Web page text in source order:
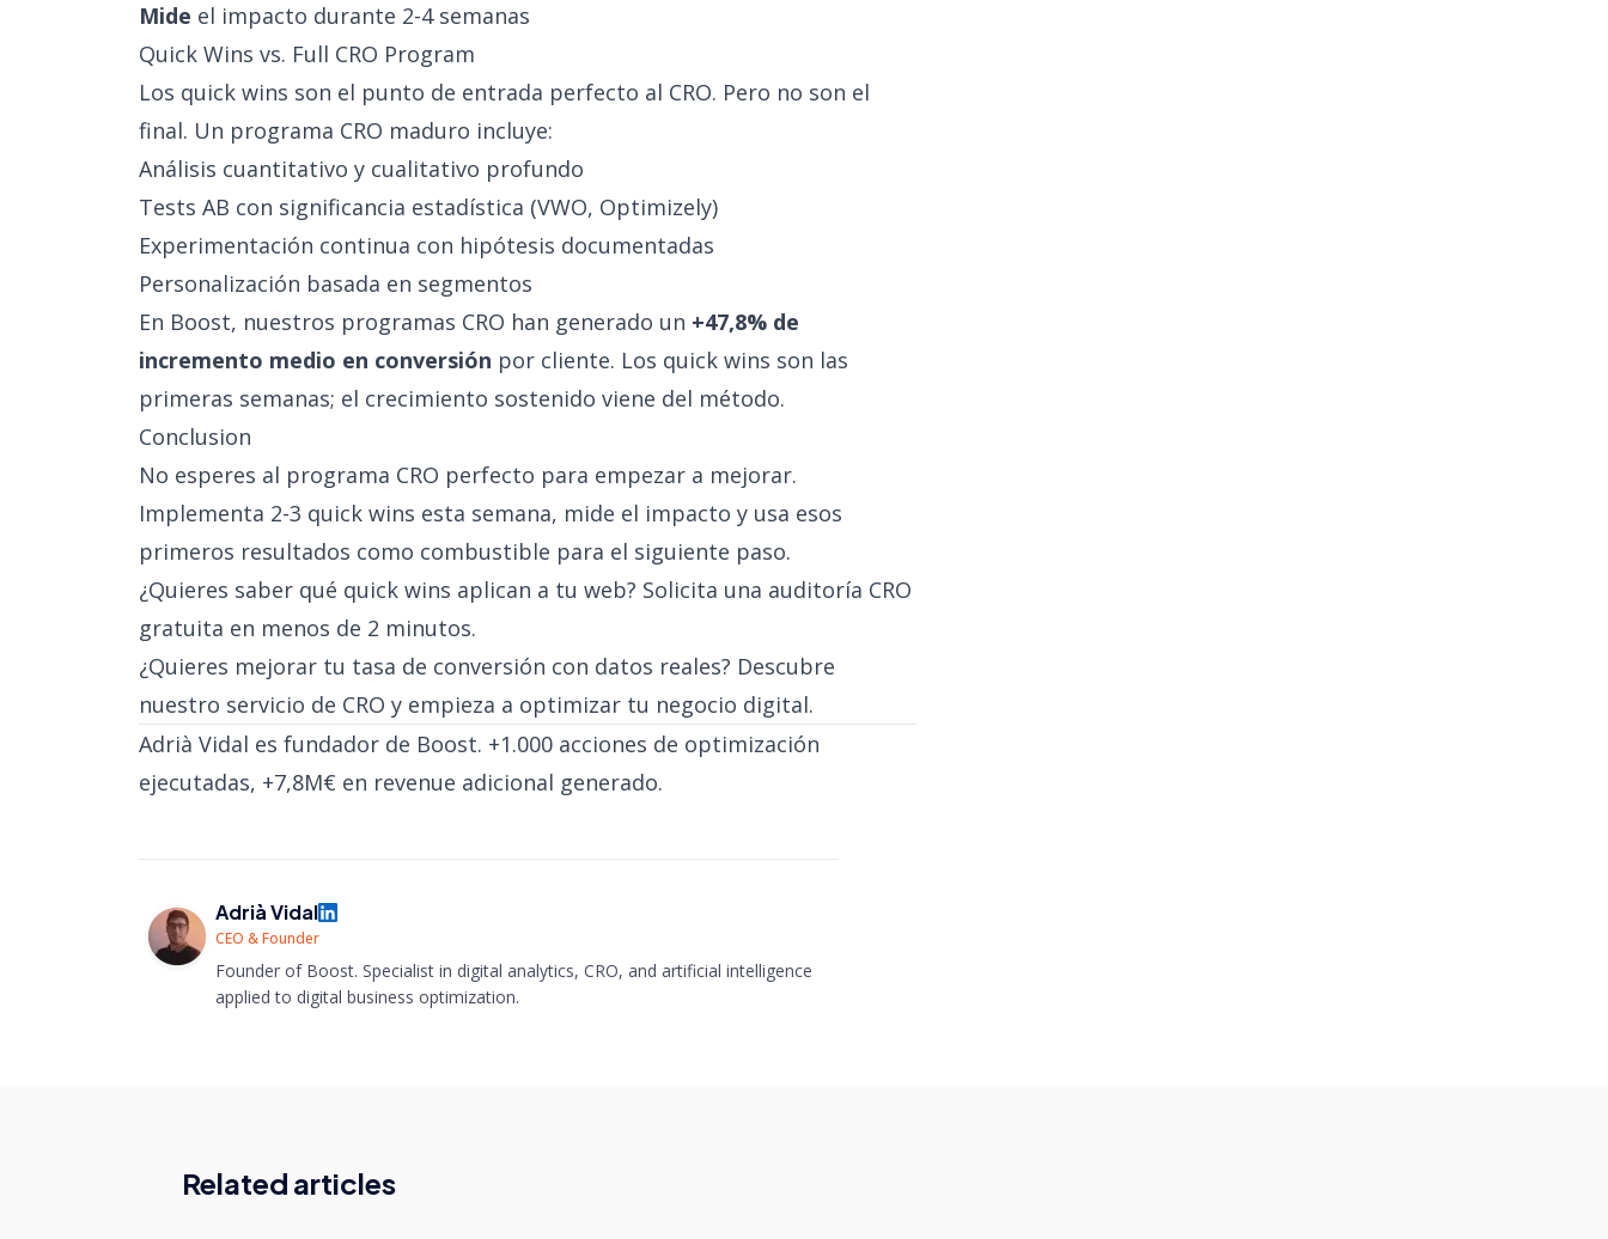
Mide el impacto durante 2-4 semanas
Quick Wins vs. Full CRO Program
Los quick wins son el punto de entrada perfecto al CRO. Pero no son el
final. Un programa CRO maduro incluye:
Análisis cuantitativo y cualitativo profundo
Tests AB con significancia estadística (VWO, Optimizely)
Experimentación continua con hipótesis documentadas
Personalización basada en segmentos
En Boost, nuestros programas CRO han generado un +47,8% de
incremento medio en conversión por cliente. Los quick wins son las
primeras semanas; el crecimiento sostenido viene del método.
Conclusion
No esperes al programa CRO perfecto para empezar a mejorar.
Implementa 2-3 quick wins esta semana, mide el impacto y usa esos
primeros resultados como combustible para el siguiente paso.
¿Quieres saber qué quick wins aplican a tu web? Solicita una auditoría CRO
gratuita en menos de 2 minutos.
¿Quieres mejorar tu tasa de conversión con datos reales? Descubre
nuestro servicio de CRO y empieza a optimizar tu negocio digital.
Adrià Vidal es fundador de Boost. +1.000 acciones de optimización
ejecutadas, +7,8M€ en revenue adicional generado.
Adrià Vidal
CEO & Founder
Founder of Boost. Specialist in digital analytics, CRO, and artificial intelligence
applied to digital business optimization.
Related articles